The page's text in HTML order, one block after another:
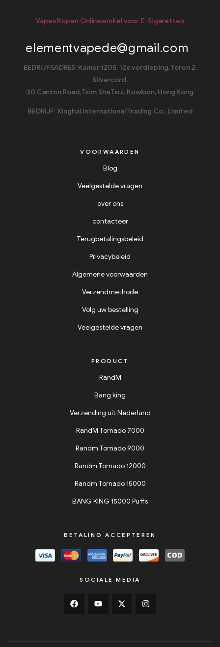
Vapes Kopen Onlinewinkel voor E-Sigaretten
elementvapede@gmail.com
BEDRIJFSADRES: Kamer 1205, 12e verdieping, Toren 2,
Silvercord,
30 Canton Road, Tsim Sha Tsui, Kowloon, Hong Kong
BEDRIJF: Xinghai International Trading Co., Limited
VOORWAARDEN
Blog
Veelgestelde vragen
over ons
contacteer
Terugbetalingsbeleid
Privacybeleid
Algemene voorwaarden
Verzendmethode
Volg uw bestelling
Veelgestelde vragen
PRODUCT
RandM
Bang king
Verzending uit Nederland
RandM Tornado 7000
Randm Tornado 9000
Randm Tornado 12000
Randm Tornado 15000
BANG KING 15000 Puffs
BETALING ACCEPTEREN
SOCIALE MEDIA